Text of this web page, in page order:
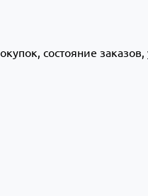
состояние